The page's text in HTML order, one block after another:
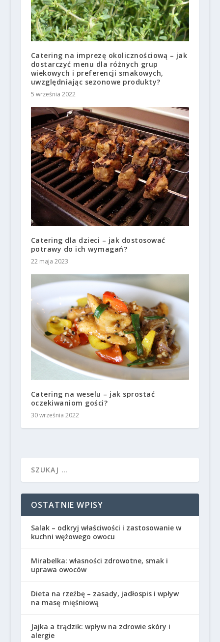
Catering na imprezę okolicznościową – jak
dostarczyć menu dla różnych grup
wiekowych i preferencji smakowych,
uwzględniając sezonowe produkty?
5 września 2022
Catering dla dzieci – jak dostosować
potrawy do ich wymagań?
22 maja 2023
Catering na weselu – jak sprostać
oczekiwaniom gości?
30 września 2022
OSTATNIE WPISY
Salak – odkryj właściwości i zastosowanie w
kuchni wężowego owocu
Mirabelka: własności zdrowotne, smak i
uprawa owoców
Dieta na rzeźbę – zasady, jadłospis i wpływ
na masę mięśniową
Jajka a trądzik: wpływ na zdrowie skóry i
alergie